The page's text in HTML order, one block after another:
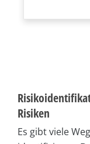
Risiken
Es gibt viele